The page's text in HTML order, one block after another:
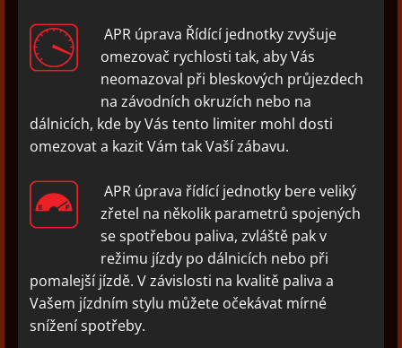
APR úprava Řídící jednotky zvyšuje
omezovač rychlosti tak, aby Vás
neomazoval při bleskových průjezdech
na závodních okruzích nebo na
dálnicích, kde by Vás tento limiter mohl dosti
omezovat a kazit Vám tak Vaší zábavu.
APR úprava řídící jednotky bere veliký
zřetel na několik parametrů spojených
se spotřebou paliva, zvláště pak v
režimu jízdy po dálnicích nebo při
pomalejší jízdě. V závislosti na kvalitě paliva a
Vašem jízdním stylu můžete očekávat mírné
snížení spotřeby.